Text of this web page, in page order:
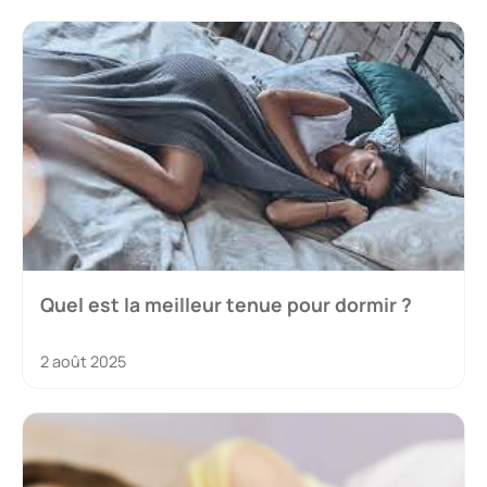
Quel est la meilleur tenue pour dormir ?
2 août 2025